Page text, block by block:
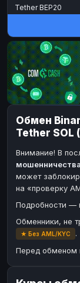
Tether BEP20
Toncoin
Dogecoin
TRX
Bitcoin Cash
Ether Classic
Paxum
Perfect Money
Payoneer
Обмен
Tether SOL
Внимание! В
мошенничества
может
на «проверку
Подробности —
Обменники, не
★ Без AML/KYC
.
Перед обменом